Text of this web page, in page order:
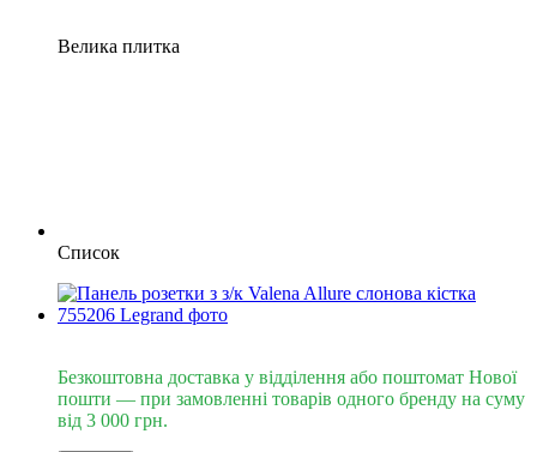
Велика плитка
Список
Безкоштовна доставка у відділення або поштомат Нової
пошти — при замовленні товарів одного бренду на суму
від 3 000 грн.